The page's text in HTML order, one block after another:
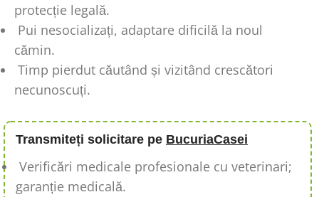
protecție legală.
Pui nesocializați, adaptare dificilă la noul
cămin.
Timp pierdut căutând și vizitând crescători
necunoscuți.
Transmiteți solicitare pe BucuriaCasei
Verificări medicale profesionale cu veterinari;
garanție medicală.